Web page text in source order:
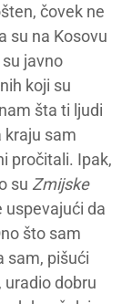
čovek ne
su na Kosovu
su javno
koji su
šta ti ljudi
kraju sam
pročitali. Ipak,
su Zmijske
uspevajući da
što sam
sam, pišući
dobru